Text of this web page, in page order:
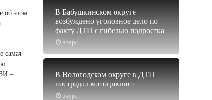
об этом
самая
–
вчера
В Бабушкинском округе
возбуждено уголовное дело по
факту ДТП с гибелью подростка
вчера
В Вологодском округе в ДТП
пострадал мотоциклист